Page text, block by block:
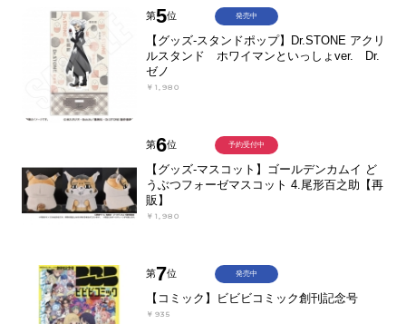
第5位
【グッズ-スタンドポップ】Dr.STONE アクリ
ルスタンド ホワイマンといっしょver. Dr.
ゼノ
￥1,980
発売中
第6位
【グッズ-マスコット】ゴールデンカムイ ど
うぶつフォーゼマスコット 4.尾形百之助【再
販】
￥1,980
予約受付中
第7位
【コミック】ビビビコミック創刊記念号
￥935
発売中